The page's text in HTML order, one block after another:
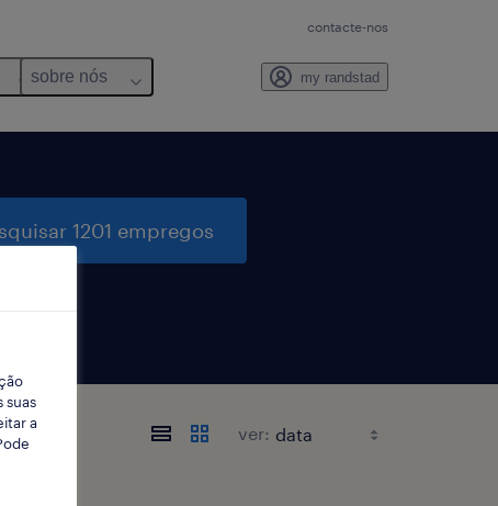
contacte-nos
sobre nós my randstad
1201 empregos
ver:
suas
a